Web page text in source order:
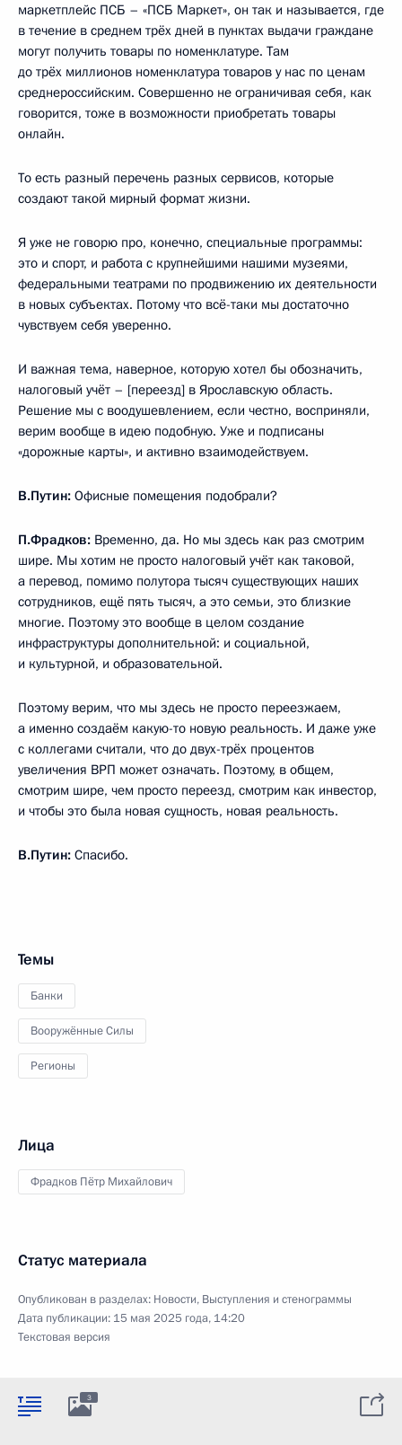
маркетплейс ПСБ – «ПСБ Маркет», он так и называется, где
в течение в среднем трёх дней в пунктах выдачи граждане
могут получить товары по номенклатуре. Там
до трёх миллионов номенклатура товаров у нас по ценам
среднероссийским. Совершенно не ограничивая себя, как
говорится, тоже в возможности приобретать товары
онлайн.
То есть разный перечень разных сервисов, которые
создают такой мирный формат жизни.
Я уже не говорю про, конечно, специальные программы:
это и спорт, и работа с крупнейшими нашими музеями,
федеральными театрами по продвижению их деятельности
в новых субъектах. Потому что всё-таки мы достаточно
чувствуем себя уверенно.
И важная тема, наверное, которую хотел бы обозначить,
налоговый учёт – [переезд] в Ярославскую область.
Решение мы с воодушевлением, если честно, восприняли,
верим вообще в идею подобную. Уже и подписаны
«дорожные карты», и активно взаимодействуем.
В.Путин: Офисные помещения подобрали?
П.Фрадков: Временно, да. Но мы здесь как раз смотрим
шире. Мы хотим не просто налоговый учёт как таковой,
а перевод, помимо полутора тысяч существующих наших
сотрудников, ещё пять тысяч, а это семьи, это близкие
многие. Поэтому это вообще в целом создание
инфраструктуры дополнительной: и социальной,
и культурной, и образовательной.
Поэтому верим, что мы здесь не просто переезжаем,
а именно создаём какую-то новую реальность. И даже уже
с коллегами считали, что до двух-трёх процентов
увеличения ВРП может означать. Поэтому, в общем,
смотрим шире, чем просто переезд, смотрим как инвестор,
и чтобы это была новая сущность, новая реальность.
В.Путин: Спасибо.
Темы
Банки
Вооружённые Силы
Регионы
Лица
Фрадков Пётр Михайлович
Статус материала
Опубликован в разделах: Новости, Выступления и стенограммы
Дата публикации: 15 мая 2025 года, 14:20
Текстовая версия
3